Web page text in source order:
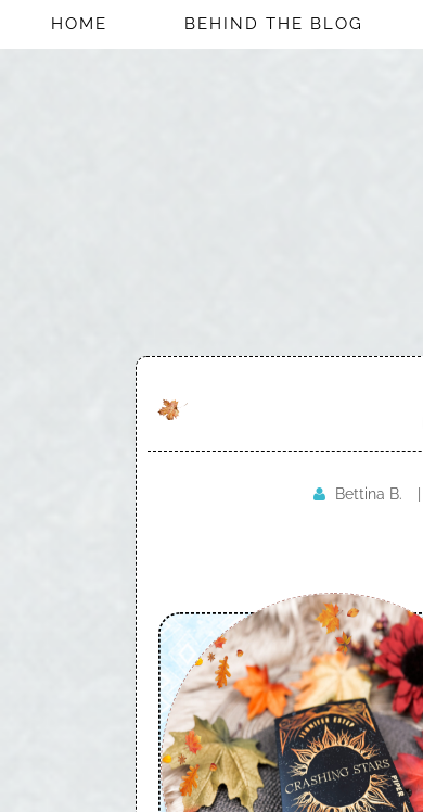
HOME BEHIND THE BLOG
Bettina B.